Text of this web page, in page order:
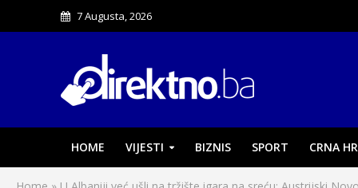
7 Augusta, 2026
HOME VIJESTI BIZNIS SPORT CRNA